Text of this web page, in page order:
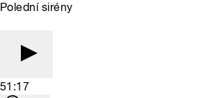
Polední sirény
51:17